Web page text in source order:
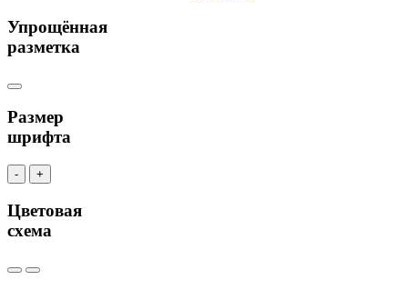
Упрощённая
разметка
Размер
шрифта
- +
Цветовая
схема